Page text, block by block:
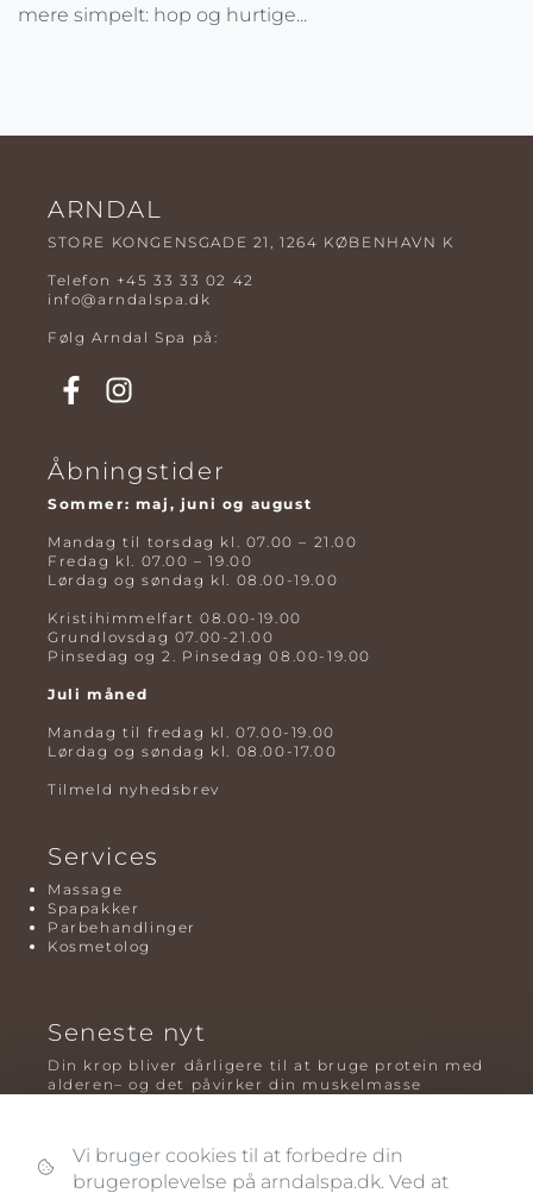
mere simpelt: hop og hurtige...
ARNDAL
STORE KONGENSGADE 21, 1264 KØBENHAVN K
Telefon +45 33 33 02 42
info@arndalspa.dk
Følg Arndal Spa på:
Åbningstider
Sommer: maj, juni og august
Mandag til torsdag kl. 07.00 – 21.00
Fredag kl. 07.00 – 19.00
Lørdag og søndag kl. 08.00-19.00
Kristihimmelfart 08.00-19.00
Grundlovsdag 07.00-21.00
Pinsedag og 2. Pinsedag 08.00-19.00
Juli måned
Mandag til fredag kl. 07.00-19.00
Lørdag og søndag kl. 08.00-17.00
Tilmeld nyhedsbrev
Services
Massage
Spapakker
Parbehandlinger
Kosmetolog
Seneste nyt
Din krop bliver dårligere til at bruge protein med
alderen– og det påvirker din muskelmasse
Plyometrisk træning: hvorfor hop kan være noget
Vi bruger cookies til at forbedre din
brugeroplevelse på arndalspa.dk. Ved at